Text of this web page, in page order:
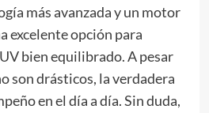
más avanzada y un motor
excelente opción para
bien equilibrado. A pesar
son drásticos, la verdadera
en el día a día. Sin duda,